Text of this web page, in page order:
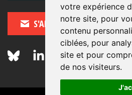
votre expérience
notre site, pour
contenu
ciblées, pour
site et pour
de nos visiteurs.
S'ABONNER